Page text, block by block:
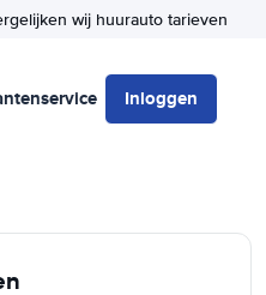
wij huurauto tarieven
Inloggen